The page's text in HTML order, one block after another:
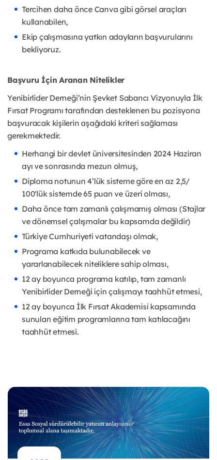
Tercihen daha önce Canva gibi görsel araçları
kullanabilen,
Ekip çalışmasına yatkın adayların başvurularını
bekliyoruz.
Başvuru İçin Aranan Nitelikler
Yenibirlider Derneği’nin Şevket Sabancı Vizyonuyla İlk
Fırsat Programı tarafından desteklenen bu pozisyona
başvuracak kişilerin aşağıdaki kriteri sağlaması
gerekmektedir.
Herhangi bir devlet üniversitesinden 2024 Haziran
ayı ve sonrasında mezun olmuş,
Diploma notunun 4’lük sisteme göre en az 2,5/
100'lük sistemde 65 puan ve üzeri olması,
Daha önce tam zamanlı çalışmamış olması (Stajlar
ve dönemsel çalışmalar bu kapsamda değildir)
Türkiye Cumhuriyeti vatandaşı olmak,
Programa katkıda bulunabilecek ve
yararlanabilecek niteliklere sahip olması,
12 ay boyunca programa katılıp, tam zamanlı
Yenibirlider Derneği için çalışmayı taahhüt etmesi,
12 ay boyunca İlk Fırsat Akademisi kapsamında
sunulan eğitim programlarına tam katılacağını
taahhüt etmesi.